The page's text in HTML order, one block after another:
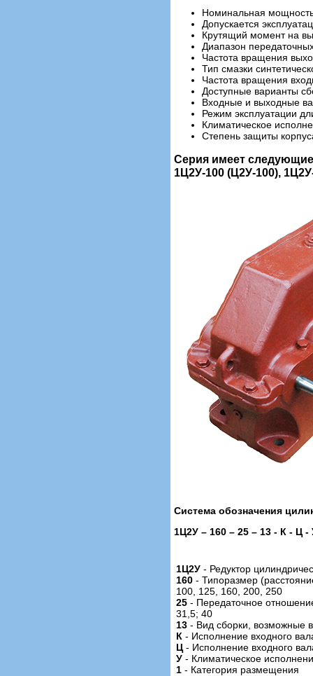
Номинальная мощность
Допускается
Крутящий момент на
Диапазон
Частота вращения
Тип смазки
Частота вращения
Доступные варианты
Входные и выходные
Режим эксплуатации
Климатическое
Степень защиты
Серия имеет
1Ц2У-100 (Ц2У-100),
Система обозначения
1Ц2У – 160 – 25 – 13 - К - Ц -
1Ц2У - Редуктор
160 - Типоразмер
100, 125, 160, 200, 250
25 - Передаточное
31,5; 40
13 - Вид сборки, возможные
К - Исполнение входного
Ц - Исполнение входного
У - Климатическое
1 - Категория размещения